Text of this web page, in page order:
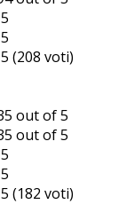
(208 voti)
(182 voti)